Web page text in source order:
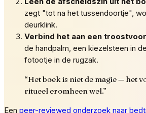
zegt "tot na het tussendoortje",
deurklink.
Verbind het aan een
de handpalm, een kiezelsteen in
fotootje in de rugzak.
“Het boek is niet de magie — het
ritueel eromheen wel.”
Een peer-reviewed onderzoek naar